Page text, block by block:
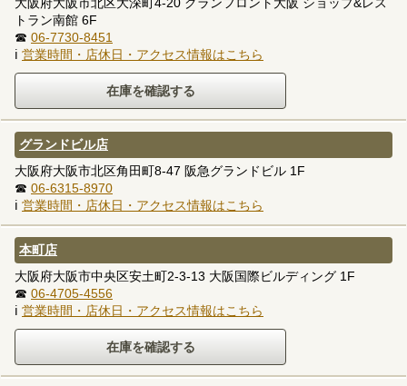
トラン南館 6F
☎ 06-7730-8451
ℹ 営業時間・店休日・アクセス情報はこちら
グランドビル店
大阪府大阪市北区角田町8-47 阪急グランドビル 1F
☎ 06-6315-8970
ℹ 営業時間・店休日・アクセス情報はこちら
本町店
大阪府大阪市中央区安土町2-3-13 大阪国際ビルディング 1F
☎ 06-4705-4556
ℹ 営業時間・店休日・アクセス情報はこちら